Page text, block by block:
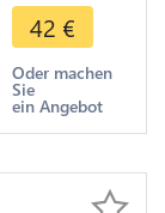
Yuan Bank
of
1914 UNC -
> Make
42 €
Oder machen
Sie
ein Angebot